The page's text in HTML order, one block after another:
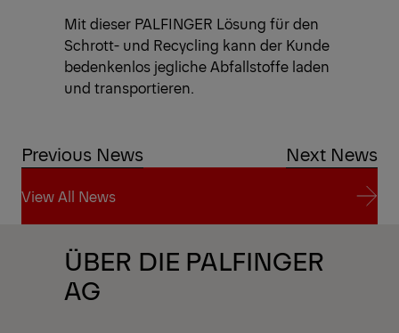
Mit dieser PALFINGER Lösung für den
Schrott- und Recycling kann der Kunde
bedenkenlos jegliche Abfallstoffe laden
und transportieren.
Previous News Next News
View All News
View All News
ÜBER DIE PALFINGER
AG